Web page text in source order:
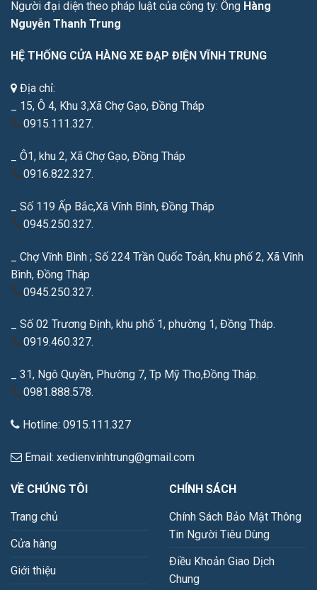
Người đại diện theo pháp luật của công ty: Ông Hàng
Nguyễn Thanh Trung
HỆ THỐNG CỬA HÀNG XE ĐẠP ĐIỆN VĨNH TRUNG
Địa chỉ:
_ 15, Ô 4, Khu 3,Xã Chợ Gạo, Đồng Tháp
0915.111.327.
_ Ô1, khu 2, Xã Chợ Gạo, Đồng Tháp
0916.822.327.
_ Số 119 Ấp Bắc,Xã Vĩnh Bình, Đồng Tháp
0945.250.327.
_ Chợ Vĩnh Bình ; Số 224 Trần Quốc Toản, khu phố 2, Xã Vĩnh
Bình, Đồng Tháp
0945.250.327.
_ Số 02 Trương Định, khu phố 1, phường 1, Đồng Tháp.
0919.460.327.
_ 31, Ngô Quyền, Phường 7, Tp Mỹ Tho,Đồng Tháp.
0981.888.578.
Hotline: 0915.111.327
Email: xedienvinhtrung@gmail.com
VỀ CHÚNG TÔI
Trang chủ
Cửa hàng
Giới thiệu
CHÍNH SÁCH
Chính Sách Bảo Mật Thông
Tin Người Tiêu Dùng
Điều Khoản Giao Dịch
Chung